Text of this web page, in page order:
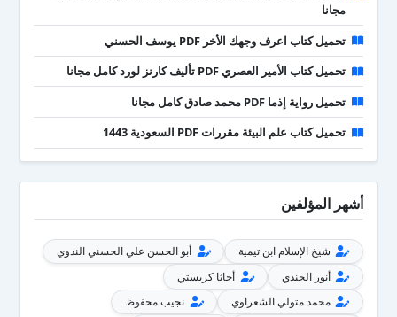
مجانا
تحميل كتاب اعرف وجهك الأخر PDF يوسف الحسني
تحميل كتاب الأمير العصري PDF تأليف كارنز لورد كامل مجانا
تحميل رواية إذما PDF محمد صادق كامل مجانا
تحميل كتاب علم البيئة مقررات PDF السعودية 1443
أشهر المؤلفين
شيخ الإسلام ابن تيمية
أبو الحسن علي الحسني الندوي
أنور الجندي
أجاثا كريستي
محمد متولي الشعراوي
نجيب محفوظ